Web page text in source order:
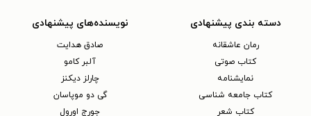
دسته بندی پیشنهادی
رمان عاشقانه
کتاب‌ صوتی
نمایشنامه
کتاب جامعه شناسی
کتاب شعر
نویسنده‌های پیشنهادی
صادق هدایت
آلبر کامو
چارلز دیکنز
گی دو موپاسان
جورج اورول